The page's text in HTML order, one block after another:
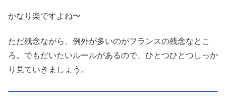
かなり楽ですよね〜
ただ残念ながら、例外が多いのがフランスの残念なとこ
ろ。でもだいたいルールがあるので、ひとつひとつしっか
り見ていきましょう。